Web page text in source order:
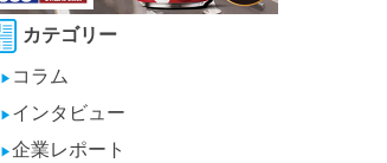
カテゴリー
▶ コラム
▶ インタビュー
▶企業レポート